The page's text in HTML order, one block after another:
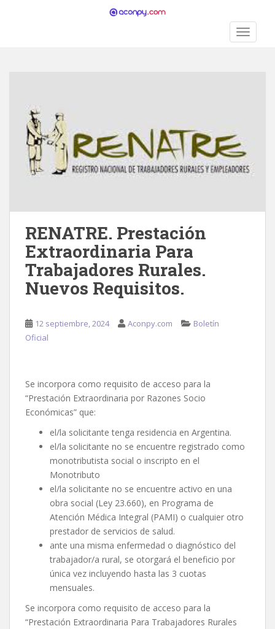
RENATRE. Prestación
Extraordinaria Para
Trabajadores Rurales.
Nuevos Requisitos.
12 septiembre, 2024 Aconpy.com
Boletín
Oficial
Se incorpora como requisito de acceso para la
“Prestación Extraordinaria por Razones Socio
Económicas” que:
el/la solicitante tenga residencia en Argentina.
el/la solicitante no se encuentre registrado como
monotributista social o inscripto en el
Monotributo
el/la solicitante no se encuentre activo en una
obra social (Ley 23.660), en Programa de
Atención Médica Integral (PAMI) o cualquier otro
prestador de servicios de salud.
ante una misma enfermedad o diagnóstico del
trabajador/a rural, se otorgará el beneficio por
única vez incluyendo hasta las 3 cuotas
mensuales.
Se incorpora como requisito de acceso para la
“Prestación Extraordinaria Para Trabajadores Rurales